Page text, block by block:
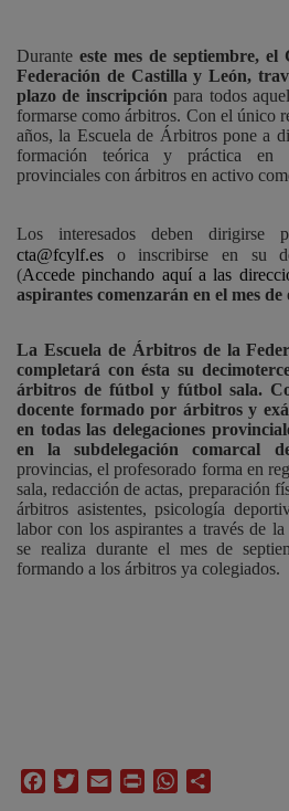
Durante este mes de septiembre,
Federación de Castilla y León,
plazo de inscripción para todos
formarse como árbitros. Con el único
años, la Escuela de Árbitros pone a
formación teórica y práctica en
provinciales con árbitros en activo
Los interesados deben dirigirse
cta@fcylf.es o inscribirse en su
(Accede pinchando aquí a las
aspirantes comenzarán en el mes
La Escuela de Árbitros de la
completará con ésta su
árbitros de fútbol y fútbol sala.
docente formado por árbitros y
en todas las delegaciones
en la subdelegación comarcal
provincias, el profesorado forma en
sala, redacción de actas, preparación
árbitros asistentes, psicología
labor con los aspirantes a través de
se realiza durante el mes de
formando a los árbitros ya colegiados.
FacebookTwitterEmail Print WhatsApp